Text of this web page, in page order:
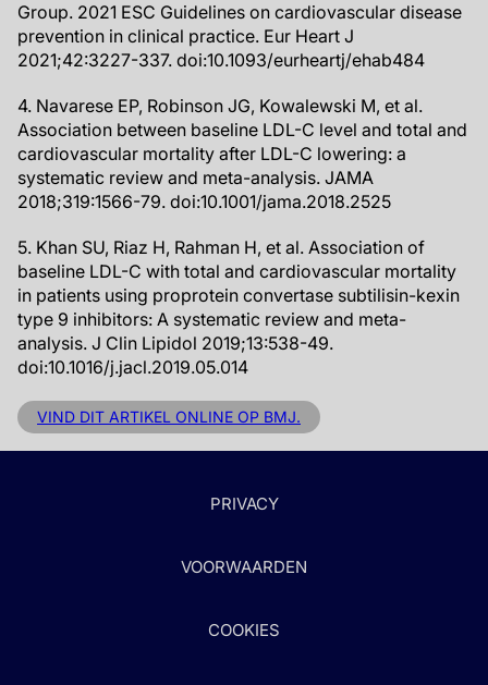
Group. 2021 ESC Guidelines on cardiovascular disease
prevention in clinical practice. Eur Heart J
2021;42:3227-337. doi:10.1093/eurheartj/ehab484
4. Navarese EP, Robinson JG, Kowalewski M, et al.
Association between baseline LDL-C level and total and
cardiovascular mortality after LDL-C lowering: a
systematic review and meta-analysis. JAMA
2018;319:1566-79. doi:10.1001/jama.2018.2525
5. Khan SU, Riaz H, Rahman H, et al. Association of
baseline LDL-C with total and cardiovascular mortality
in patients using proprotein convertase subtilisin-kexin
type 9 inhibitors: A systematic review and meta-
analysis. J Clin Lipidol 2019;13:538-49.
doi:10.1016/j.jacl.2019.05.014
VIND DIT ARTIKEL ONLINE OP BMJ.
PRIVACY
VOORWAARDEN
COOKIES